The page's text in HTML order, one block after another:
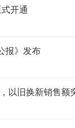
开通
报》发布
以旧换新销售额